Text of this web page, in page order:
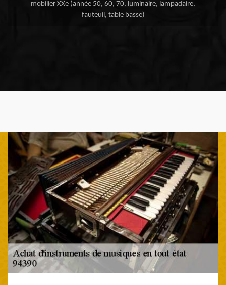
mobilier XXe (année 50, 60, 70, luminaire, lampadaire,
fauteuil, table basse)